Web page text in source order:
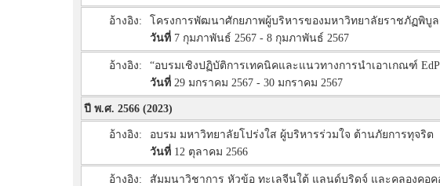
อ้างอิง:
โครงการพัฒนาศักยภาพผู้บริหารของมหาวิทยาลัยราชภัฏพิบู
วันที่ 7 กุมภาพันธ์ 2567 - 8 กุมภาพันธ์ 2567
อ้างอิง:
“อบรมเชิงปฏิบัติการเทคนิคและแนวทางการนำเอาเกณฑ์
วันที่ 29 มกราคม 2567 - 30 มกราคม 2567
ปี พ.ศ. 2566 (2023)
อ้างอิง:
อบรม มหาวิทยาลัยโปร่งใส ผู้บริหารร่วมใจ ต้านภัยการทุจริต
วันที่ 12 ตุลาคม 2566
อ้างอิง:
สัมมนาวิชาการ หัวข้อ ทะเลจีนใต้ แลนด์บริดจ์ และคลองคอค